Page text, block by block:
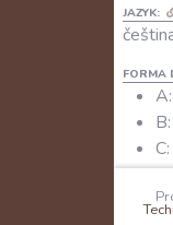
JAZYK:
FORMA